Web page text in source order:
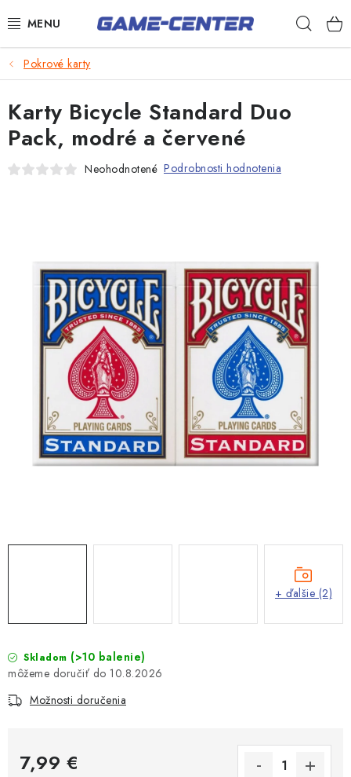
na
Šípky
Poker
Stolný futbal
Kontakty
Pokrové karty
Skladom (>10 balenie)
10.8.2026
Možnosti doručenia
7,99 €
Karty Bicycle Standard Duo
Pack, modré a červené
Neohodnotené Podrobnosti hodnotenia
+ ďalšie (2)